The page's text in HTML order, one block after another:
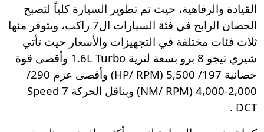
القيادة والرفاهية، حيث تم تطوير السيارة كلياً لتصبح
الحصان الرابح في فئة السيارات ال7 راكب، ويتوفر منها
ثلاث فئات مختلفة في التجهيزات والأسعار حيث تأتي
شيري تيجو 8 برو بسعة لترية 1.6L Turbo وأقصى قوة
حصانية 197/ 5,500 (HP/ RPM) وأقصى عزم 290/
2,000-4,000 (NM/ RPM) وبناقل الحركة 7 Speed
DCT .